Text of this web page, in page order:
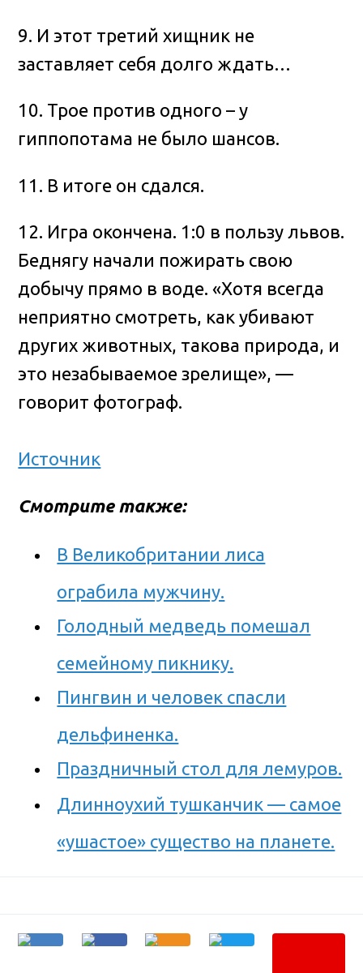
9. И этот третий хищник не
заставляет себя долго ждать…
10. Трое против одного – у
гиппопотама не было шансов.
11. В итоге он сдался.
12. Игра окончена. 1:0 в пользу львов.
Беднягу начали пожирать свою
добычу прямо в воде. «Хотя всегда
неприятно смотреть, как убивают
других животных, такова природа, и
это незабываемое зрелище», —
говорит фотограф.
Источник
Смотрите также:
В Великобритании лиса
ограбила мужчину.
Голодный медведь помешал
семейному пикнику.
Пингвин и человек спасли
дельфиненка.
Праздничный стол для лемуров.
Длинноухий тушканчик — самое
«ушастое» существо на планете.